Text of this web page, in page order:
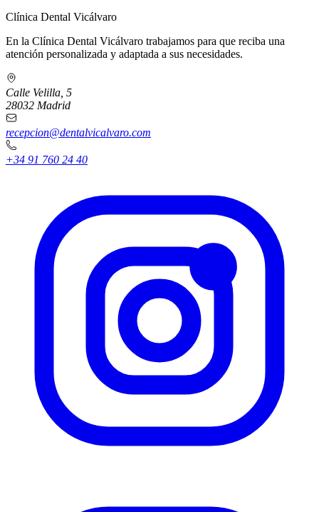
Clínica Dental Vicálvaro
En la Clínica Dental Vicálvaro trabajamos para que reciba una
atención personalizada y adaptada a sus necesidades.
Calle Velilla, 5
28032 Madrid
recepcion@dentalvicalvaro.com
+34 91 760 24 40